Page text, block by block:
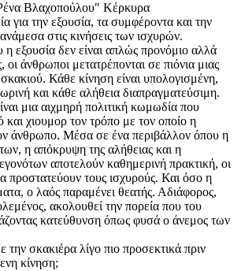
Βλαχοπούλου" Κέρκυρα
για την εξουσία, τα συμφέροντα και την
στις κινήσεις των ισχυρών.
η εξουσία δεν είναι απλώς προνόμιο αλλά
οι άνθρωποι μετατρέπονται σε πιόνια μιας
Κάθε κίνηση είναι υπολογισμένη,
και κάθε αλήθεια διαπραγματεύσιμη.
μια αιχμηρή πολιτική κωμωδία που
χιουμορ τον τρόπο με τον οποίο η
άνθρωπο. Μέσα σε ένα περιβάλλον όπου η
η απόκρυψη της αλήθειας και η
αποτελούν καθημερινή πρακτική, οι
προστατεύουν τους ισχυρούς. Και όσο η
ο λαός παραμένει θεατής. Αδιάφορος,
ακολουθεί την πορεία που του
κατεύθυνση όπως φυσά ο άνεμος των
σκακιέρα λίγο πιο προσεκτικά πριν
κίνηση;